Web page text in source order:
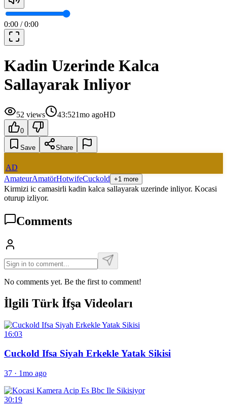
0:00 /0:00
Kadin Uzerinde Kalca
Sallayarak Inliyor
52 views 43:521mo agoHD
0
Save Share
AD
AmateurAmatörHotwifeCuckold +1 more
Kirmizi ic camasirli kadin kalca sallayarak uzerinde inliyor. Kocasi
oturup izliyor.
Comments
No comments yet. Be the first to comment!
İlgili Türk İfşa Videoları
16:03
Cuckold Ifsa Siyah Erkekle Yatak Sikisi
37 · 1mo ago
30:19